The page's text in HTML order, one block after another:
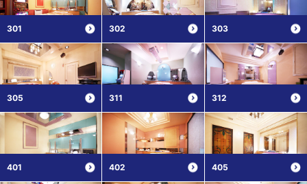
301 302 303
305 311 312
401 402 405